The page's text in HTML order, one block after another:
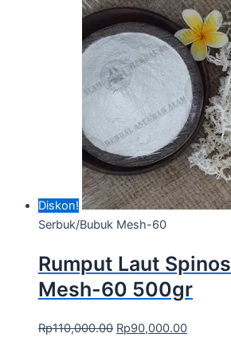
Diskon!
Serbuk/Bubuk Mesh-60
Rumput Laut
Mesh-60 500gr
Rp110,000.00 Rp90,000.00